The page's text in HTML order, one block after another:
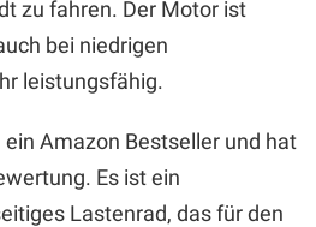
zu fahren. Der Motor ist
bei niedrigen
leistungsfähig.
ein Amazon Bestseller und hat
Es ist ein
Lastenrad, das für den